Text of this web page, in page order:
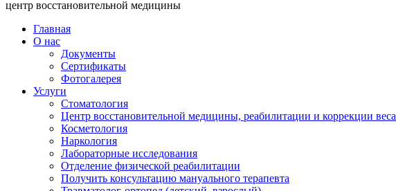
центр восстановительной медицины
Главная
О нас
Документы
Сертификаты
Фотогалерея
Услуги
Стоматология
Центр восстановительной медицины, реабилитации и коррекции веса
Косметология
Наркология
Лабораторные исследования
Отделение физической реабилитации
Получить консультацию мануального терапевта